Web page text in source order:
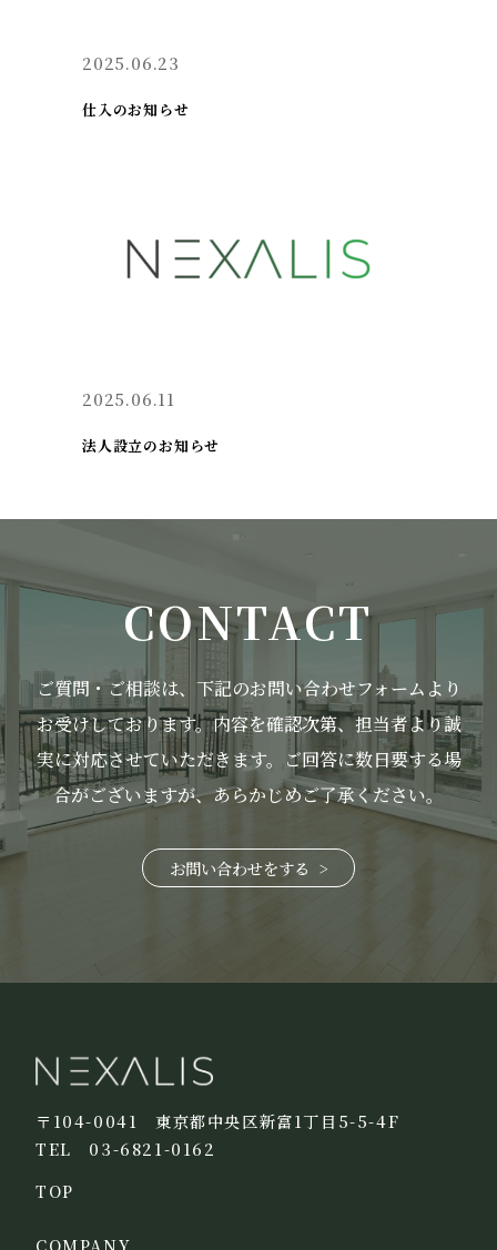
2025.06.23
仕入のお知らせ
2025.06.11
法人設立のお知らせ
CONTACT
ご質問・ご相談は、下記のお問い合わせフォームより
お受けしております。内容を確認次第、担当者より誠
実に対応させていただきます。
ご回答に数日要する場
合がございますが、あらかじめご了承ください。
お問い合わせをする
〒104-0041 東京都中央区新富1丁目5-5-4F
TEL 03-6821-0162
TOP
COMPANY